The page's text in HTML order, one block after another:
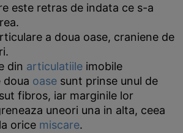
este retras de indata ce s-a
a doua oase, craniene de
din articulatiile imobile
doua oase sunt prinse unul de
fibros, iar marginile lor
uneori una in alta, ceea
orice miscare.